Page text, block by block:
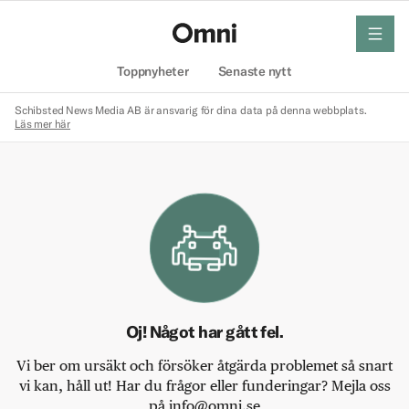
Toppnyheter Senaste nytt
meny
Schibsted News Media AB är ansvarig för dina data på denna webbplats.
Läs mer här
Oj! Något har gått fel.
Vi ber om ursäkt och försöker åtgärda problemet så snart
vi kan, håll ut! Har du frågor eller funderingar? Mejla oss